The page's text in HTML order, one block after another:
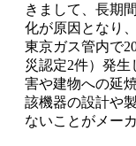
きまして、長期
化が原因となり
東京ガス管内で
災認定2件）発
害や建物への延
該機器の設計や
ないことがメー